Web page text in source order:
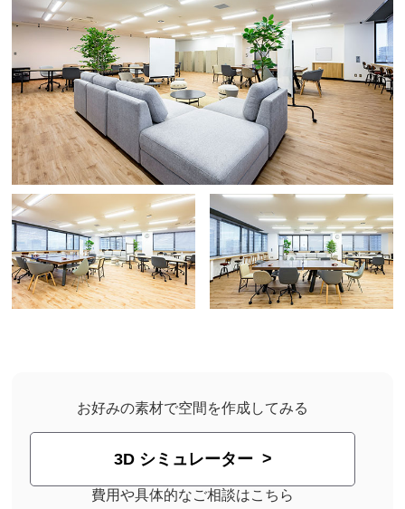
お好みの素材で空間を作成してみる
3D シミュレーター
費用や具体的なご相談はこちら